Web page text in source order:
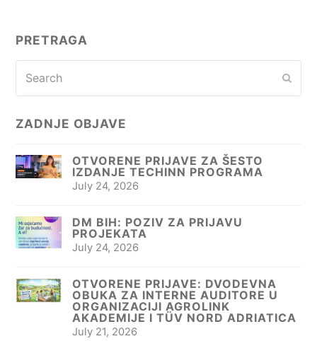
PRETRAGA
ZADNJE OBJAVE
OTVORENE PRIJAVE ZA ŠESTO
IZDANJE TECHINN PROGRAMA
July 24, 2026
DM BIH: POZIV ZA PRIJAVU
PROJEKATA
July 24, 2026
OTVORENE PRIJAVE: DVODEVNA
OBUKA ZA INTERNE AUDITORE U
ORGANIZACIJI AGROLINK
AKADEMIJE I TÜV NORD ADRIATICA
July 21, 2026